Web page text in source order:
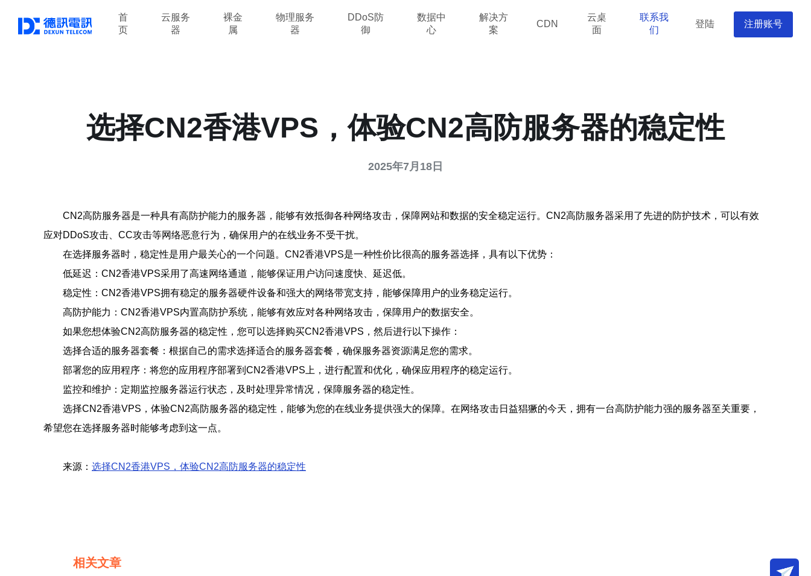
首
页
云服务
器
裸金
属
物理服务
器
DDoS防
御
数据中
心
解决方
案
CDN
云桌
面
联系我
们
登陆 注册账号
选择CN2香港VPS，体验CN2高防服务器的稳定性
2025年7月18日
CN2高防服务器是一种具有高防护能力的服务器，能够有效抵御各种网络攻击，保障网站和数据的安全稳定运行。CN2高防服务器采用了先进的防护技术，可以有效
应对DDoS攻击、CC攻击等网络恶意行为，确保用户的在线业务不受干扰。
在选择服务器时，稳定性是用户最关心的一个问题。CN2香港VPS是一种性价比很高的服务器选择，具有以下优势：
低延迟：CN2香港VPS采用了高速网络通道，能够保证用户访问速度快、延迟低。
稳定性：CN2香港VPS拥有稳定的服务器硬件设备和强大的网络带宽支持，能够保障用户的业务稳定运行。
高防护能力：CN2香港VPS内置高防护系统，能够有效应对各种网络攻击，保障用户的数据安全。
如果您想体验CN2高防服务器的稳定性，您可以选择购买CN2香港VPS，然后进行以下操作：
选择合适的服务器套餐：根据自己的需求选择适合的服务器套餐，确保服务器资源满足您的需求。
部署您的应用程序：将您的应用程序部署到CN2香港VPS上，进行配置和优化，确保应用程序的稳定运行。
监控和维护：定期监控服务器运行状态，及时处理异常情况，保障服务器的稳定性。
选择CN2香港VPS，体验CN2高防服务器的稳定性，能够为您的在线业务提供强大的保障。在网络攻击日益猖獗的今天，拥有一台高防护能力强的服务器至关重要，
希望您在选择服务器时能够考虑到这一点。
来源： 选择CN2香港VPS，体验CN2高防服务器的稳定性
相关文章